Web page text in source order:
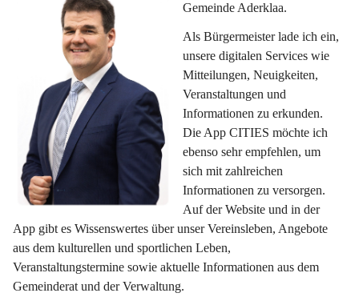
Gemeinde Aderklaa.
Als Bürgermeister lade ich ein,
unsere digitalen Services wie
Mitteilungen, Neuigkeiten,
Veranstaltungen und
Informationen zu erkunden.
Die App CITIES möchte ich
ebenso sehr empfehlen, um
sich mit zahlreichen
Informationen zu versorgen.
Auf der Website und in der
App gibt es Wissenswertes über unser Vereinsleben, Angebote
aus dem kulturellen und sportlichen Leben,
Veranstaltungstermine sowie aktuelle Informationen aus dem
Gemeinderat und der Verwaltung.